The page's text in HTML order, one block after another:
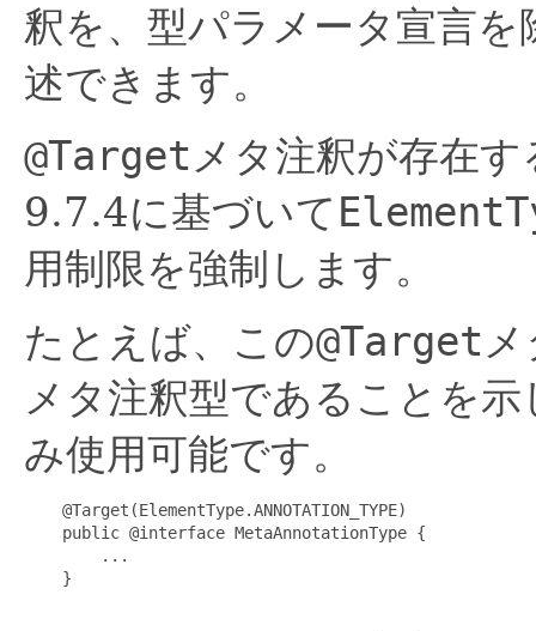
釈を、型パラメータ宣言
述できます。
@Target メタ注釈が存在
9.7.4に基づいて
用制限を強制します。
たとえば、この@Target
メタ注釈型であることを
み使用可能です。
    @Target(ElementType.ANNOTATION_TYPE)
    public @interface MetaAnnotationType {
        ...
    }